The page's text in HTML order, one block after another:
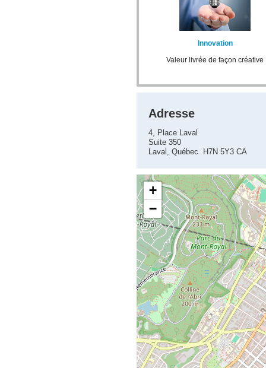
Innovation
Valeur livrée de façon créative
Adresse
4, Place Laval
Suite 350
Laval, Québec H7N 5Y3 CA
+
−